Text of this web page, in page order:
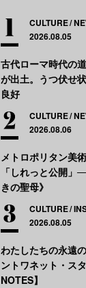
CULTURE
2026.08.05
古代ローマ時代の
が出土。うつ伏せ
良好
CULTURE
2026.08.06
メトロポリタン美
「しれっと公開」
きの聖母》
CULTURE
2026.08.05
わたしたちの永遠
ントワネット・ス
NOTES】